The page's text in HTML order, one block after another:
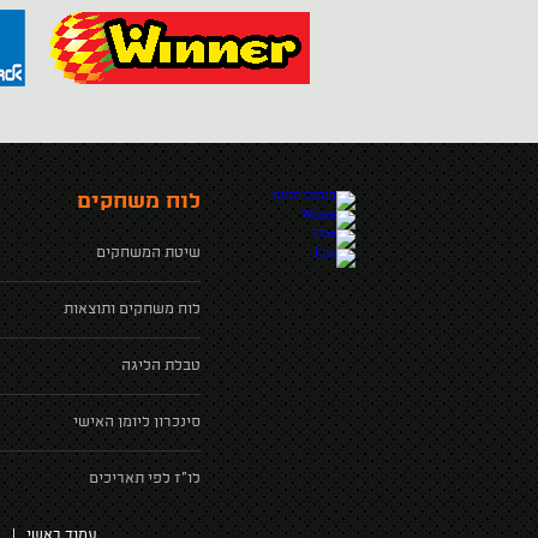
לוח משחקים
שיטת המשחקים
לוח משחקים ותוצאות
טבלת הליגה
סינכרון ליומן האישי
לו"ז לפי תאריכים